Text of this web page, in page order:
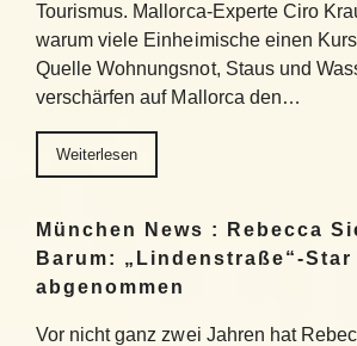
Tourismus. Mallorca-Experte Ciro
warum viele Einheimische einen
Quelle Wohnungsnot, Staus und
verschärfen auf Mallorca den…
Weiterlesen
München News : Rebecca
Barum: „Lindenstraße“-
abgenommen
Vor nicht ganz zwei Jahren hat